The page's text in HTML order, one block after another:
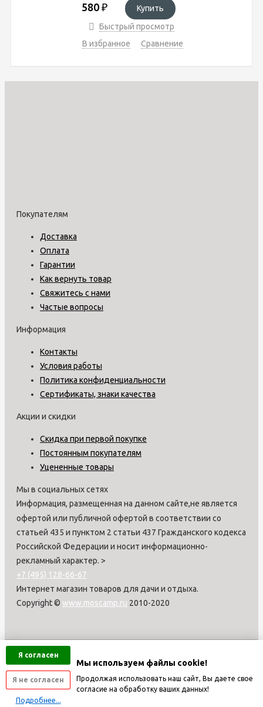
Я согласен
Я не согласен
Подробнее...
Мы используем файлы cookie!
Продолжая использовать наш сайт, Вы даете свое
согласие на обработку ваших данных!
580 ₽
Купить
Быстрый просмотр
В избранное
Сравнение
Покупателям
Доставка
Оплата
Гарантии
Как вернуть товар
Свяжитесь с нами
Частые вопросы
Информация
Контакты
Условия работы
Политика конфиденциальности
Сертификаты, знаки качества
Акции и скидки
Скидка при первой покупке
Постоянным покупателям
Уцененные товары
Мы в социальных сетях
Информация, размещенная на данном сайте,не является
офертой или публичной офертой в соответствии со
статьей 435 и пунктом 2 статьи 437 Гражданского кодекса
Российской Федерации и носит информационно-
рекламный характер. >
+7 (495) 128-66-67
Интернет магазин товаров для дачи и отдыха.
Copyright © www.moscamp.ru 2010-2020